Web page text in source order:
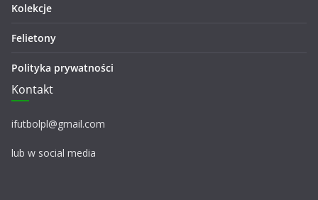
Kolekcje
Felietony
Polityka prywatności
Kontakt
ifutbolpl@gmail.com
lub w social media